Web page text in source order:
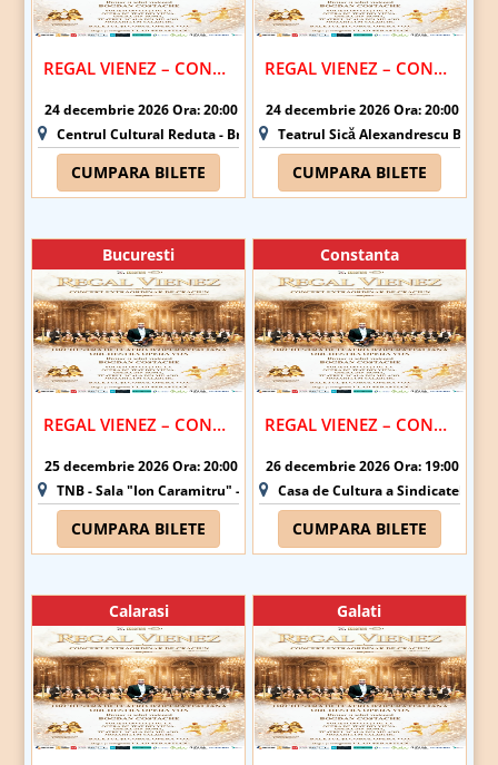
REGAL VIENEZ – CONCERT EXTRAORDINAR DE CRACIUN | BRASOV
24 decembrie 2026 Ora: 20:00
Centrul Cultural Reduta - Brasov
CUMPARA BILETE
REGAL VIENEZ – CONCERT EXTRAORDINAR DE CRACIUN | BRASOV
24 decembrie 2026 Ora: 20:00
Teatrul Sică Alexandrescu
CUMPARA BILETE
Bucuresti
REGAL VIENEZ – CONCERT EXTRAORDINAR DE CRACIUN | BUCURESTI
25 decembrie 2026 Ora: 20:00
TNB - Sala "Ion Caramitru" - Bucuresti
CUMPARA BILETE
Constanta
REGAL VIENEZ – CONCERT EXTRAORDINAR DE CRACIUN | CONSTANTA
26 decembrie 2026 Ora: 19:00
Casa de Cultura a Sindicatelor -
CUMPARA BILETE
Calarasi Galati